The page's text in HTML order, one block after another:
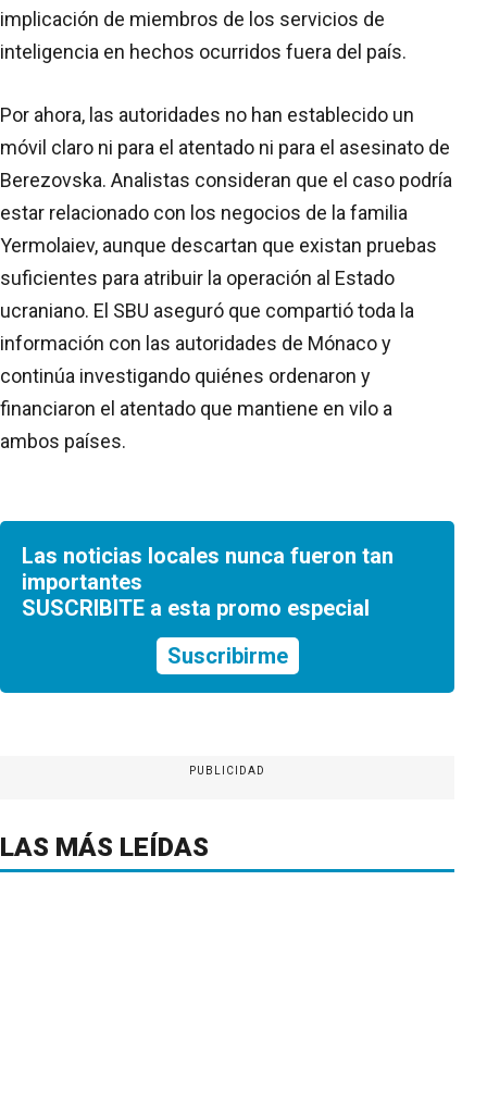
implicación de miembros de los servicios de
inteligencia en hechos ocurridos fuera del país.
Por ahora, las autoridades no han establecido un
móvil claro ni para el atentado ni para el asesinato de
Berezovska. Analistas consideran que el caso podría
estar relacionado con los negocios de la familia
Yermolaiev, aunque descartan que existan pruebas
suficientes para atribuir la operación al Estado
ucraniano. El SBU aseguró que compartió toda la
información con las autoridades de Mónaco y
continúa investigando quiénes ordenaron y
financiaron el atentado que mantiene en vilo a
ambos países.
Las noticias locales nunca fueron tan
importantes
SUSCRIBITE a esta promo especial
Suscribirme
PUBLICIDAD
LAS MÁS LEÍDAS